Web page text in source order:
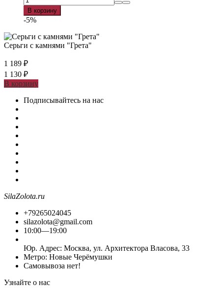
В корзину
-5%
Серьги с камнями "Грета"
1 189 ₽
1 130 ₽
В корзину
Подписывайтесь на нас
SilaZolota.ru
+79265024045
silazolota@gmail.com
10:00—19:00
Юр. Адреc: Москва, ул. Архитектора Власова, 33
Метро: Новые Черёмушки
Самовывоза нет!
Узнайте о нас